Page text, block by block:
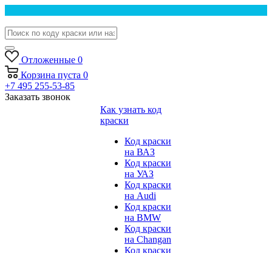
Отложенные 0
Корзина пуста 0
+7 495 255-53-85
Заказать звонок
Как узнать код
краски
Код краски
на ВАЗ
Код краски
на УАЗ
Код краски
на Audi
Код краски
на BMW
Код краски
на Changan
Код краски